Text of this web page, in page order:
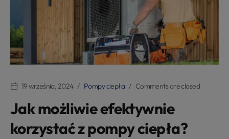
19 września, 2024 Pompy ciepła Comments are closed
Jak możliwie efektywnie
korzystać z pompy ciepła?